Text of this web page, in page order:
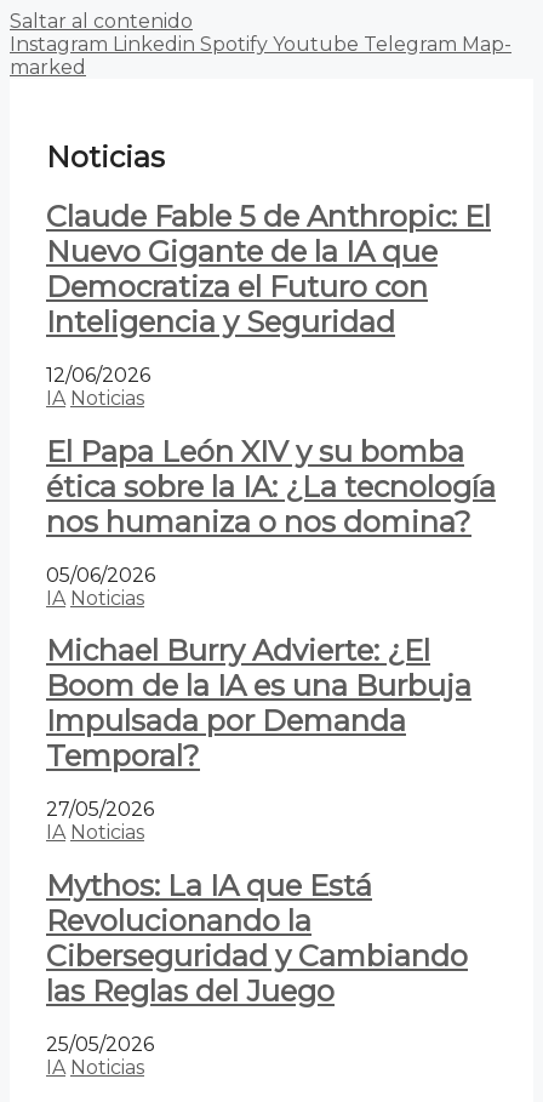
Saltar al contenido
Instagram Linkedin Spotify Youtube Telegram Map-
marked
Noticias
Claude Fable 5 de Anthropic: El
Nuevo Gigante de la IA que
Democratiza el Futuro con
Inteligencia y Seguridad
12/06/2026
IA Noticias
El Papa León XIV y su bomba
ética sobre la IA: ¿La tecnología
nos humaniza o nos domina?
05/06/2026
IA Noticias
Michael Burry Advierte: ¿El
Boom de la IA es una Burbuja
Impulsada por Demanda
Temporal?
27/05/2026
IA Noticias
Mythos: La IA que Está
Revolucionando la
Ciberseguridad y Cambiando
las Reglas del Juego
25/05/2026
IA Noticias